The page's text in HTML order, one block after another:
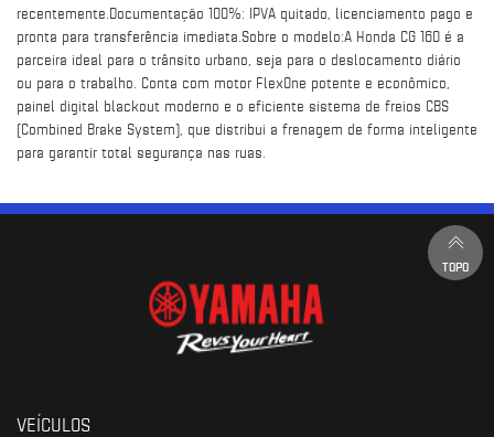
recentemente.Documentação 100%: IPVA quitado, licenciamento pago e
pronta para transferência imediata.Sobre o modelo:A Honda CG 160 é a
parceira ideal para o trânsito urbano, seja para o deslocamento diário
ou para o trabalho. Conta com motor FlexOne potente e econômico,
painel digital blackout moderno e o eficiente sistema de freios CBS
(Combined Brake System), que distribui a frenagem de forma inteligente
para garantir total segurança nas ruas.
TOPO
VEÍCULOS